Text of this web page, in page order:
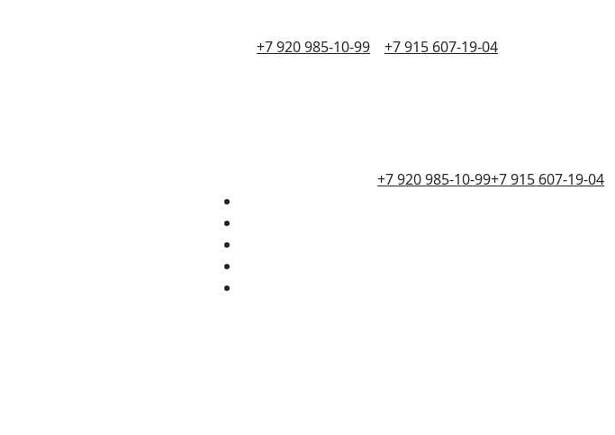
+7 920 985-10-99 +7 915 607-19-04
+7 920 985-10-99+7 915 607-19-04